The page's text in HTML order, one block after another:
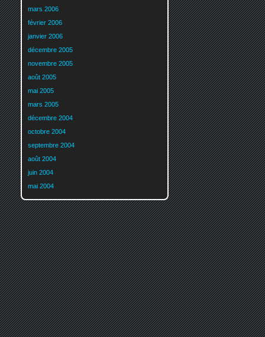
mars 2006
février 2006
janvier 2006
décembre 2005
novembre 2005
août 2005
mai 2005
mars 2005
décembre 2004
octobre 2004
septembre 2004
août 2004
juin 2004
mai 2004